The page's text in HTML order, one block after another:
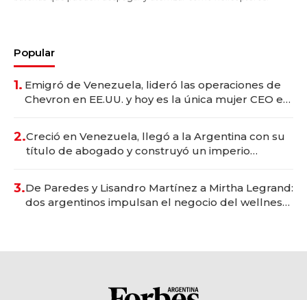
Popular
1. Emigró de Venezuela, lideró las operaciones de
Chevron en EE.UU. y hoy es la única mujer CEO en
2.Creció en Venezuela, llegó a la Argentina con su
título de abogado y construyó un imperio
3.De Paredes y Lisandro Martínez a Mirtha Legrand:
dos argentinos impulsan el negocio del wellness